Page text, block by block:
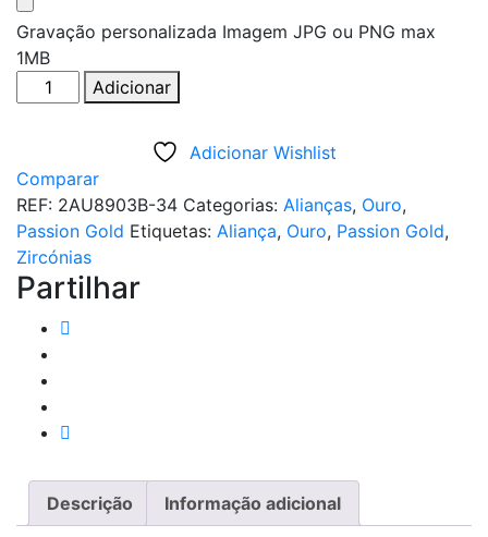
Gravação personalizada Imagem JPG ou PNG max
1MB
Quantidade
de
BRANCO
PASSION
GOLD
19K
-
4,5MM
Adicionar
Adicionar Wishlist
Comparar
REF: 2AU8903B-34 Categorias: Alianças, Ouro,
Passion Gold Etiquetas: Aliança, Ouro, Passion Gold,
Zircónias
Partilhar
Descrição Informação adicional